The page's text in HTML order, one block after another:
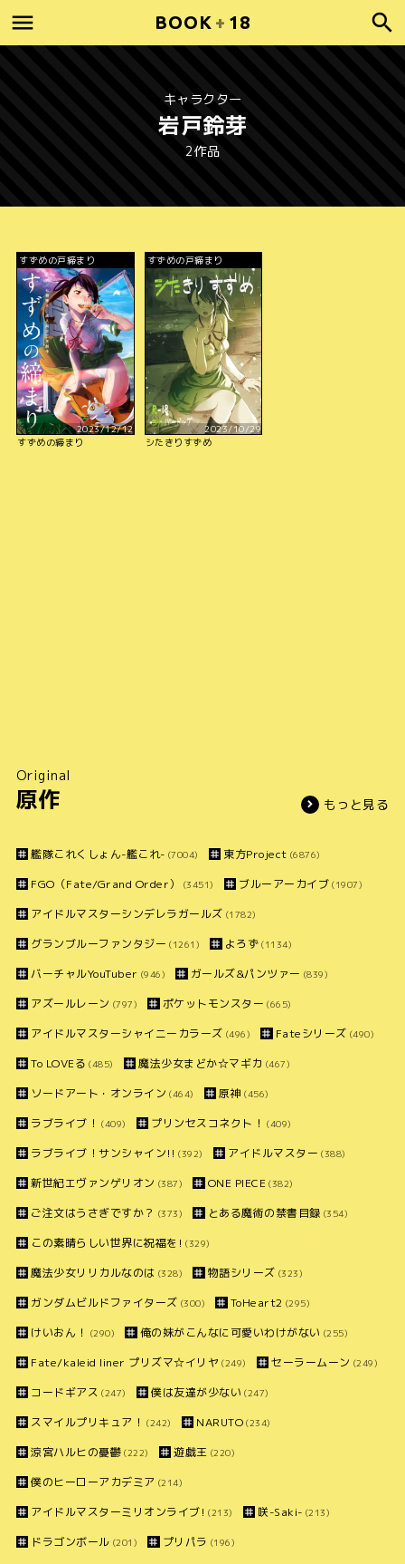
BOOK + 18
キャラクター
岩戸鈴芽
2作品
すずめの戸締まり
2023/12/12
すずめの締まり
すずめの戸締まり
2023/10/29
シたきりすずめ
Original
原作 もっと見る
艦隊これくしょん-艦これ- (7004) 東方Project (6876)
FGO（Fate/Grand Order） (3451) ブルーアーカイブ (1907)
アイドルマスターシンデレラガールズ (1782)
グランブルーファンタジー (1261) よろず (1134)
バーチャルYouTuber (946) ガールズ&パンツァー (839)
アズールレーン (797) ポケットモンスター (665)
アイドルマスターシャイニーカラーズ (496) Fateシリーズ (490)
To LOVEる (485) 魔法少女まどか☆マギカ (467)
ソードアート・オンライン (464) 原神 (456)
ラブライブ！ (409) プリンセスコネクト！ (409)
ラブライブ！サンシャイン!! (392) アイドルマスター (388)
新世紀エヴァンゲリオン (387) ONE PIECE (382)
ご注文はうさぎですか？ (373) とある魔術の禁書目録 (354)
この素晴らしい世界に祝福を! (329)
魔法少女リリカルなのは (328) 物語シリーズ (323)
ガンダムビルドファイターズ (300) ToHeart2 (295)
けいおん！ (290) 俺の妹がこんなに可愛いわけがない (255)
Fate/kaleid liner プリズマ☆イリヤ (249) セーラームーン (249)
コードギアス (247) 僕は友達が少ない (247)
スマイルプリキュア！ (242) NARUTO (234)
涼宮ハルヒの憂鬱 (222) 遊戯王 (220)
僕のヒーローアカデミア (214)
アイドルマスターミリオンライブ! (213) 咲-Saki- (213)
ドラゴンボール (201) プリパラ (196)